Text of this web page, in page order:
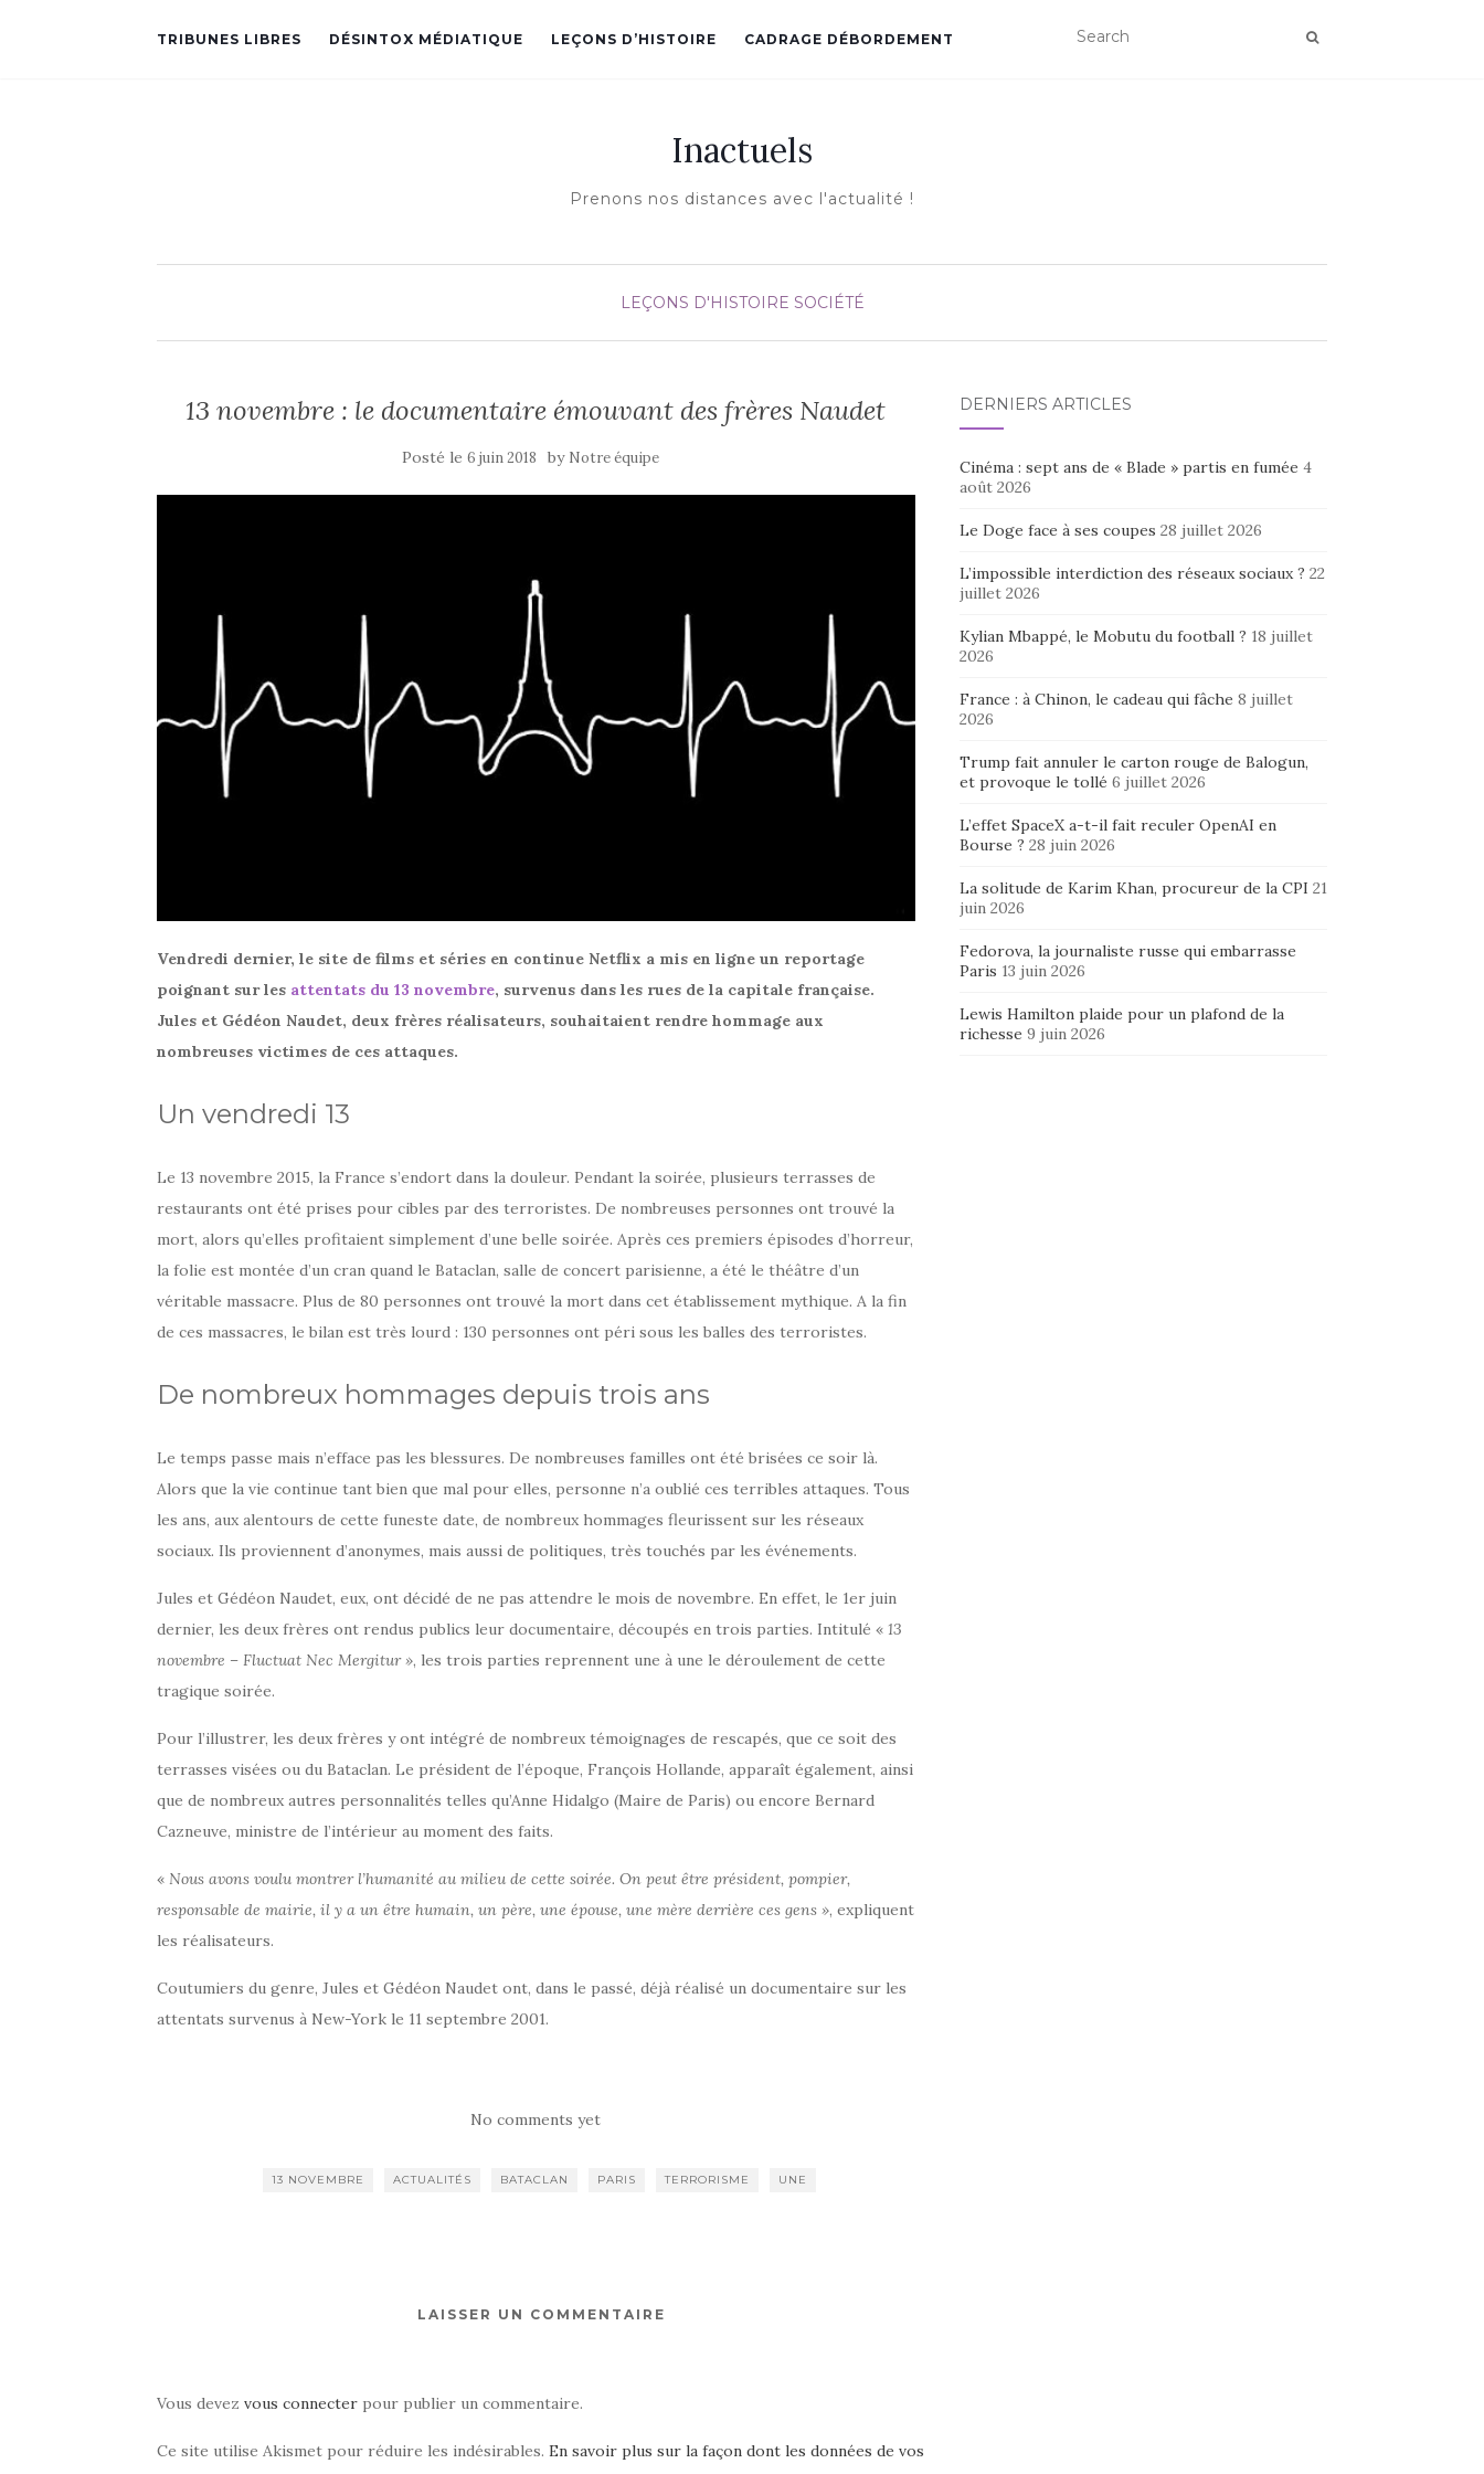
TRIBUNES LIBRES DÉSINTOX MÉDIATIQUE LEÇONS D’HISTOIRE CADRAGE DÉBORDEMENT
Inactuels
Prenons nos distances avec l'actualité !
LEÇONS D'HISTOIRE SOCIÉTÉ
13 novembre : le documentaire émouvant des frères Naudet
Posté le 6 juin 2018 by Notre équipe
Vendredi dernier, le site de films et séries en continue Netflix a mis en ligne un reportage
poignant sur les attentats du 13 novembre, survenus dans les rues de la capitale française.
Jules et Gédéon Naudet, deux frères réalisateurs, souhaitaient rendre hommage aux
nombreuses victimes de ces attaques.
Un vendredi 13
Le 13 novembre 2015, la France s’endort dans la douleur. Pendant la soirée, plusieurs terrasses de
restaurants ont été prises pour cibles par des terroristes. De nombreuses personnes ont trouvé la
mort, alors qu’elles profitaient simplement d’une belle soirée. Après ces premiers épisodes d’horreur,
la folie est montée d’un cran quand le Bataclan, salle de concert parisienne, a été le théâtre d’un
véritable massacre. Plus de 80 personnes ont trouvé la mort dans cet établissement mythique. A la fin
de ces massacres, le bilan est très lourd : 130 personnes ont péri sous les balles des terroristes.
De nombreux hommages depuis trois ans
Le temps passe mais n’efface pas les blessures. De nombreuses familles ont été brisées ce soir là.
Alors que la vie continue tant bien que mal pour elles, personne n’a oublié ces terribles attaques. Tous
les ans, aux alentours de cette funeste date, de nombreux hommages fleurissent sur les réseaux
sociaux. Ils proviennent d’anonymes, mais aussi de politiques, très touchés par les événements.
Jules et Gédéon Naudet, eux, ont décidé de ne pas attendre le mois de novembre. En effet, le 1er juin
dernier, les deux frères ont rendus publics leur documentaire, découpés en trois parties. Intitulé « 13
novembre – Fluctuat Nec Mergitur », les trois parties reprennent une à une le déroulement de cette
tragique soirée.
Pour l’illustrer, les deux frères y ont intégré de nombreux témoignages de rescapés, que ce soit des
terrasses visées ou du Bataclan. Le président de l’époque, François Hollande, apparaît également, ainsi
que de nombreux autres personnalités telles qu’Anne Hidalgo (Maire de Paris) ou encore Bernard
Cazneuve, ministre de l’intérieur au moment des faits.
« Nous avons voulu montrer l’humanité au milieu de cette soirée. On peut être président, pompier,
responsable de mairie, il y a un être humain, un père, une épouse, une mère derrière ces gens », expliquent
les réalisateurs.
Coutumiers du genre, Jules et Gédéon Naudet ont, dans le passé, déjà réalisé un documentaire sur les
attentats survenus à New-York le 11 septembre 2001.
No comments yet
13 NOVEMBRE ACTUALITÉS BATACLAN PARIS TERRORISME UNE
LAISSER UN COMMENTAIRE
Vous devez vous connecter pour publier un commentaire.
Ce site utilise Akismet pour réduire les indésirables. En savoir plus sur la façon dont les données de vos
DERNIERS ARTICLES
Cinéma : sept ans de « Blade » partis en fumée 4
août 2026
Le Doge face à ses coupes 28 juillet 2026
L’impossible interdiction des réseaux sociaux ? 22
juillet 2026
Kylian Mbappé, le Mobutu du football ? 18 juillet
2026
France : à Chinon, le cadeau qui fâche 8 juillet
2026
Trump fait annuler le carton rouge de Balogun,
et provoque le tollé 6 juillet 2026
L’effet SpaceX a-t-il fait reculer OpenAI en
Bourse ? 28 juin 2026
La solitude de Karim Khan, procureur de la CPI 21
juin 2026
Fedorova, la journaliste russe qui embarrasse
Paris 13 juin 2026
Lewis Hamilton plaide pour un plafond de la
richesse 9 juin 2026